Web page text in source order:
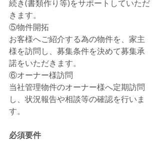
続き(書類作り等)をサポートしていただ
きます。
⑤物件開拓
お客様へご紹介する為の物件を、家主
様を訪問し、募集条件を決めて募集承
諾をいただきます。
⑥オーナー様訪問
当社管理物件のオーナー様へ定期訪問
し、状況報告や相談等の確認を行いま
す。
必須要件